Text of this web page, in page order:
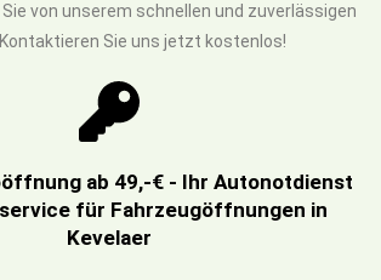
von unserem schnellen und zuverlässigen
Sie uns jetzt kostenlos!
ab 49,-€ - Ihr Autonotdienst
für Fahrzeugöffnungen in
Kevelaer